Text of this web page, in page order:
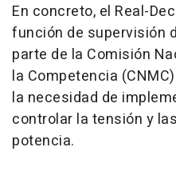
En concreto, el Real-
función de supervisión
parte de la Comisión
la Competencia
la necesidad de
controlar la tensión y
potencia.